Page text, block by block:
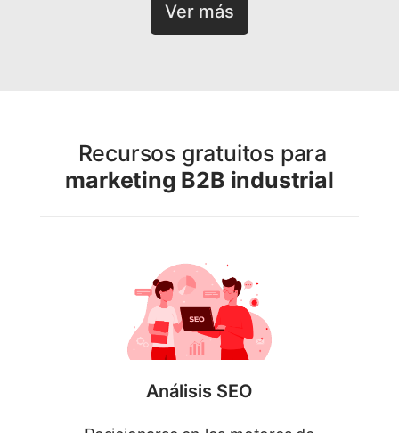
Ver más
Recursos gratuitos para
marketing B2B industrial
Análisis SEO